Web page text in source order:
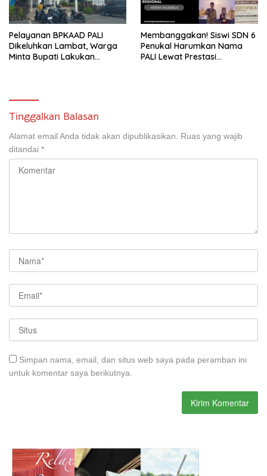
Pelayanan BPKAAD PALI
Dikeluhkan Lambat, Warga
Minta Bupati Lakukan
Membanggakan! Siswi SDN 6
Penukal Harumkan Nama
PALI Lewat Prestasi
Tinggalkan Balasan
Alamat email Anda tidak akan dipublikasikan.
Ruas yang wajib
ditandai *
Simpan nama, email, dan situs web saya pada peramban ini
untuk komentar saya berikutnya.